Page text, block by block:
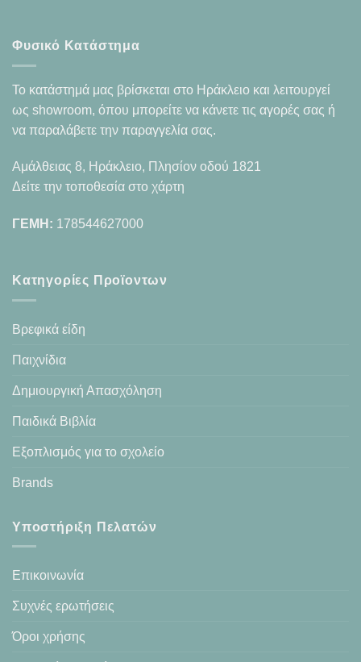
Φυσικό Κατάστημα
Το κατάστημά μας βρίσκεται στο Ηράκλειο και λειτουργεί
ως showroom, όπου μπορείτε να κάνετε τις αγορές σας ή
να παραλάβετε την παραγγελία σας.
Αμάλθειας 8, Ηράκλειο, Πλησίον οδού 1821
Δείτε την τοποθεσία στο χάρτη
ΓΕΜΗ: 178544627000
Κατηγορίες Προϊοντων
Βρεφικά είδη
Παιχνίδια
Δημιουργική Απασχόληση
Παιδικά Βιβλία
Εξοπλισμός για το σχολείο
Brands
Υποστήριξη Πελατών
Επικοινωνία
Συχνές ερωτήσεις
Όροι χρήσης